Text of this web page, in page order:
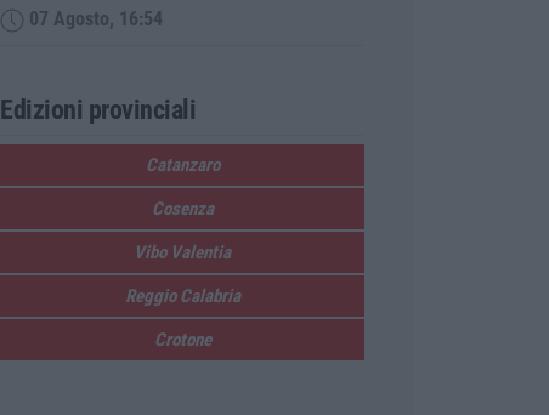
07 Agosto, 16:54
Edizioni provinciali
Catanzaro
Cosenza
Vibo Valentia
Reggio Calabria
Crotone